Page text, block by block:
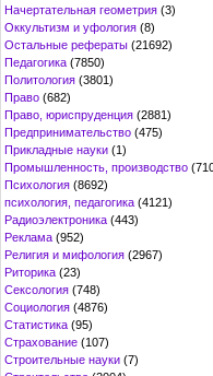
Начертательная геометрия (3)
Оккультизм и уфология (8)
Остальные рефераты (21692)
Педагогика (7850)
Политология (3801)
Право (682)
Право, юриспруденция (2881)
Предпринимательство (475)
Прикладные науки (1)
Промышленность, производство
Психология (8692)
психология, педагогика (4121)
Радиоэлектроника (443)
Реклама (952)
Религия и мифология (2967)
Риторика (23)
Сексология (748)
Социология (4876)
Статистика (95)
Страхование (107)
Строительные науки (7)